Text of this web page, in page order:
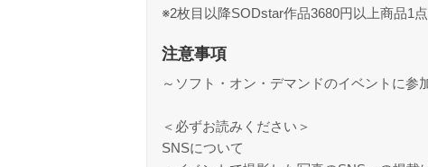
※2枚目以降SODstar作品3680円以上商品1
注意事項
～ソフト・オン・デマンドのイベントに参
＜必ずお読みください＞
SNSについて